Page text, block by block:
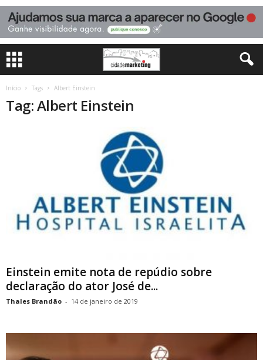
Início Tags Albert Einstein
Tag: Albert Einstein
Einstein emite nota de repúdio sobre
declaração do ator José de...
Thales Brandão - 14 de janeiro de 2019